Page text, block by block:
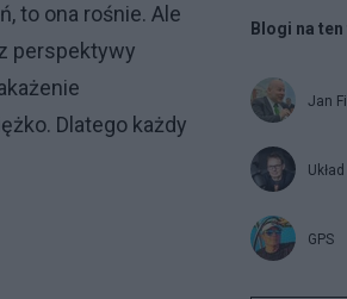
to ona rośnie. Ale
perspektywy
Dlatego każdy
Blogi na
Jan
GPS